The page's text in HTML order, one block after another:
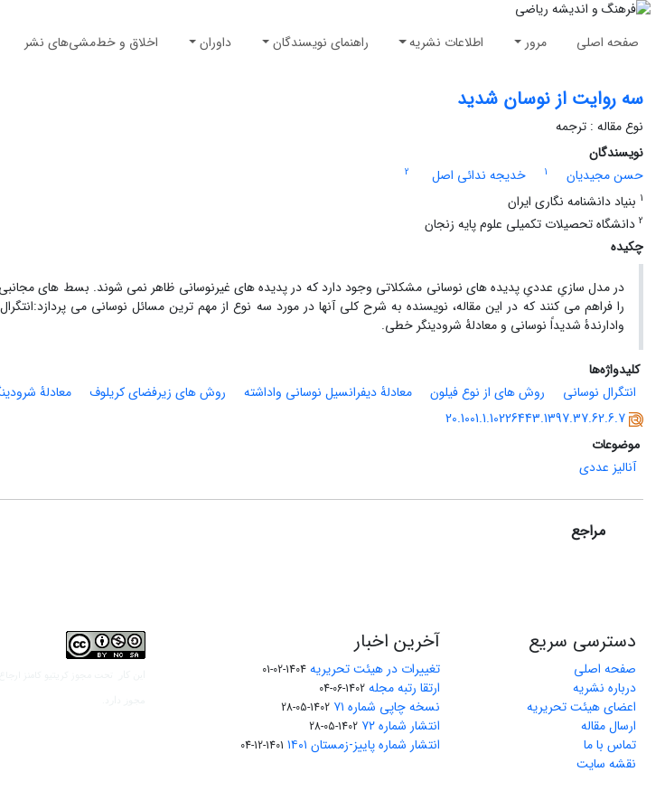
صفحه اصلی مرور اطلاعات نشریه راهنمای نویسندگان داوران اخلاق و خط‌مشی‌های نشر
سه روایت از نوسان شدید
نوع مقاله : ترجمه
نویسندگان
حسن مجیدیان
1 خدیجه ندائی اصل
2
1 بنیاد دانشنامه نگاری ایران
2 دانشگاه تحصیلات تکمیلی علوم پایه زنجان
چکیده
در مدل سازیِ عددیِ پدیده های نوسانی مشکلاتی وجود دارد که در پدیده های غیرنوسانی ظاهر نمی شوند. بسط های
را فراهم می کنند که در این مقاله، نویسنده به شرح کلی آنها در مورد سه نوع از مهم ترین مسائل نوسانی می
وادارندۀ شدیداً نوسانی و معادلۀ شرودینگر خطی.
کلیدواژه‌ها
انتگرال نوسانی
روش های از نوع فیلون معادلۀ دیفرانسیل نوسانی واداشته روش های زیرفضای کریلوف
معادلۀ
20.1001.1.10226443.1397.37.62.6.7
موضوعات
آنالیز عددی
مراجع
دسترسی سریع
صفحه اصلی
درباره نشریه
اعضای هیئت تحریریه
ارسال مقاله
تماس با ما
نقشه سایت
آخرین اخبار
تغییرات در هیئت تحریریه 1404-02-01
ارتقا رتبه مجله 1402-06-04
نسخه چاپی شماره ۷۱ 1402-05-28
انتشار شماره ۷۲ 1402-05-28
انتشار شماره پاییز-زمستان ۱۴۰۱ 1401-12-04